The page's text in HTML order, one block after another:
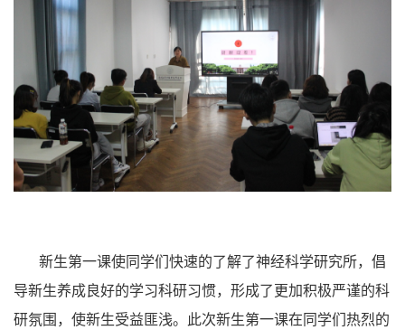
新生第一课使同学们快速的了解了神经科学研究所，倡
导新生养成良好的学习科研习惯，形成了更加积极严谨的科
研氛围，使新生受益匪浅。此次新生第一课在同学们热烈的